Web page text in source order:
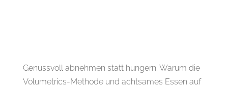
Genussvoll abnehmen statt hungern: Warum die
Volumetrics-Methode und achtsames Essen auf